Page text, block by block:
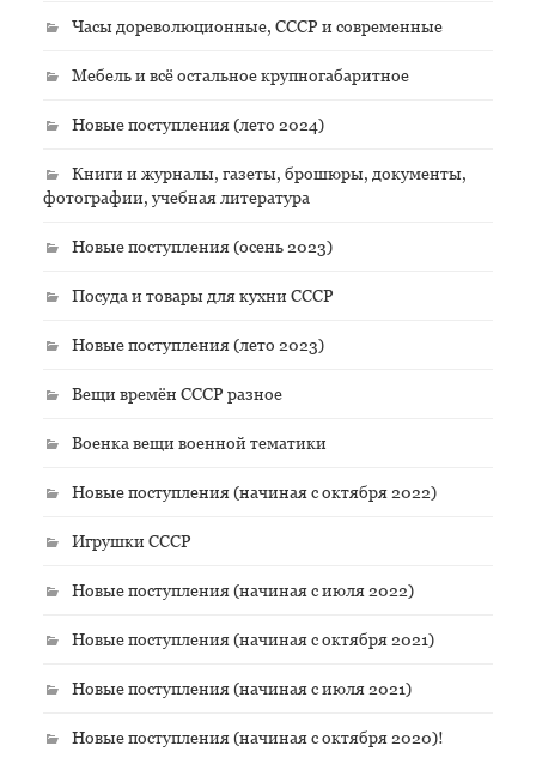
Часы дореволюционные, СССР и современные
Мебель и всё остальное крупногабаритное
Новые поступления (лето 2024)
Книги и журналы, газеты, брошюры, документы,
фотографии, учебная литература
Новые поступления (осень 2023)
Посуда и товары для кухни СССР
Новые поступления (лето 2023)
Вещи времён СССР разное
Военка вещи военной тематики
Новые поступления (начиная с октября 2022)
Игрушки СССР
Новые поступления (начиная с июля 2022)
Новые поступления (начиная с октября 2021)
Новые поступления (начиная с июля 2021)
Новые поступления (начиная с октября 2020)!